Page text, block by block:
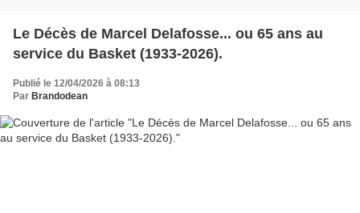
Le Décès de Marcel Delafosse... ou 65 ans au
service du Basket (1933-2026).
Publié le 12/04/2026 à 08:13
Par Brandodean